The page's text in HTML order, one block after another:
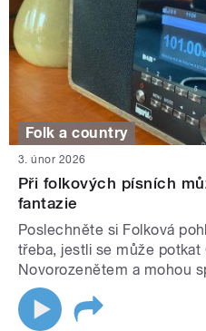
Folk a country
3. únor 2026
Při folkových písních
fantazie
Poslechněte si Folková
třeba, jestli se může potkat
Novorozenětem a mohou